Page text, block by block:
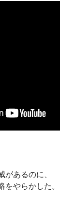
あるのに、
やらかした。